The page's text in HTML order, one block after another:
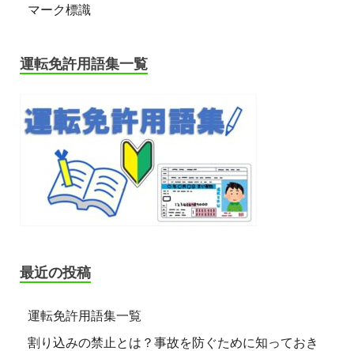
マーク標識
運転免許用語集一覧
最近の投稿
運転免許用語集一覧
割り込みの禁止とは？事故を防ぐために知っておき